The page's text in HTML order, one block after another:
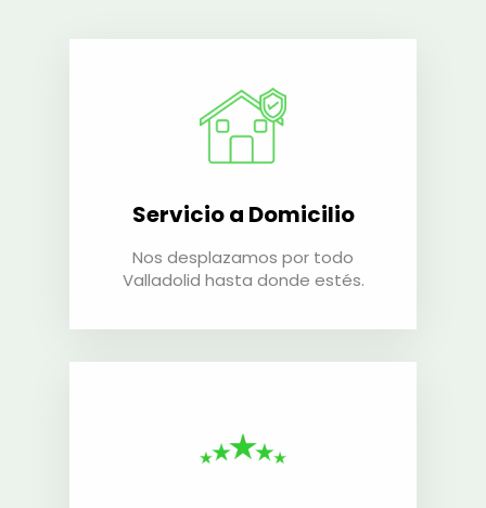
Servicio a Domicilio
Nos desplazamos por todo
Valladolid hasta donde estés.